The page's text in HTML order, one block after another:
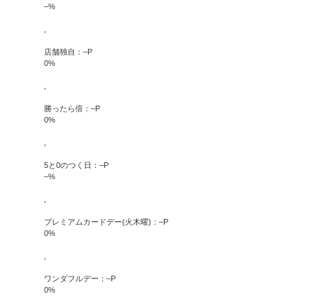
–%
店舗独自： –P
0%
勝ったら倍： –P
0%
5と0のつく日： –P
–%
プレミアムカードデー(火木曜)： –P
0%
ワンダフルデー： –P
0%